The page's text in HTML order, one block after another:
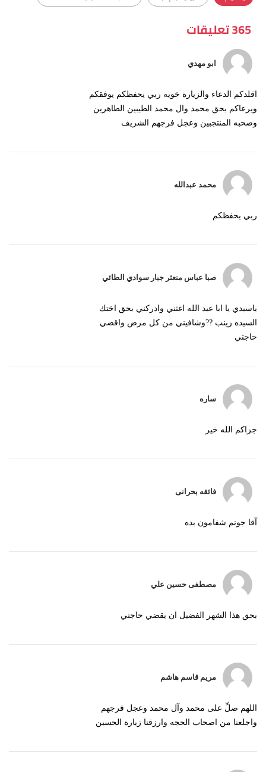
365 تعليقات
ابو مهدي
اقلدكم الدعاء والزيارة خويه ربي يحفظكم يوفقكم
ويرعاكم بحق محمد وال محمد الطيبين الطاهرين
وصحبه المنتجبين وعجل فرجهم الشريف
محمد عبدالله
ربي يحفظكم
صبا عباس منعثر جبار سوادي الطائي
ياسيدي يا ابا عبد الله اغثني وادركني بحق اختك
السيده زينب ??وشافيني من كل مرض واقضي
حاجتي
ساره
جزاكم الله خير
فائقه بحرانی
آقا جونم شفامون بده
مصطفى حسين علي
بحق هذا الشهر الفضيل ان يقضي حاجتي
مريم قاسم هاشم
اللهم صلِّ على محمد وآل محمد وعجل فرجهم
واجلعنا من اصحاب الحجه وارزقنا زيارة الحسين